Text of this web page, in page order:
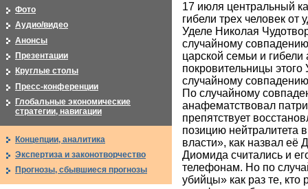
17 июля центральный
гибели трех человек
Уделе Николая
случайному
царской семьи и
покровительницы
случайному
По случайному
анафематствовал
препятствует
позицию нейтралитета
власти», как назвал
Диомида считались и
телефонам. Но по
убийцы» как раз те,
Фото
Аудио/видео
Анонсы
Презентации
Круглые столы
Пресс-конференции
Глобальные экономические
стратегии, навигации
Концепции, аналитика
Экспертиза и законотворчество
Прогнозы, сбывшиеся прогнозы